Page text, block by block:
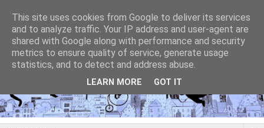
This site uses cookies from Google to deliver its services
and to analyze traffic. Your IP address and user-agent are
shared with Google along with performance and security
metrics to ensure quality of service, generate usage
statistics, and to detect and address abuse.
LEARN MORE GOT IT